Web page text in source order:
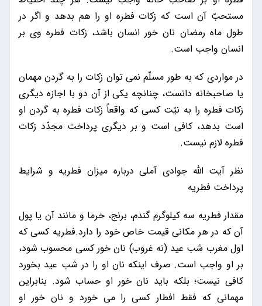
مستحبّ آن است که زکات فطره او را هم بدهد و اگر در
طول ماه رمضان نان‌ خور انسان باشد، زکات فطره وی بر
انسان واجب است.
در مواردی که به طور مسلّم نمی‌ توان زکات را به گردن مهمان
یا صاحبخانه دانست، چنانچه یکی از آن دو با اجازه دیگری
زکات فطره را به نیّت کسی که واقعاً زکات فطره به گردن او
است بدهد، کافی است و بر دیگری پرداخت مجدّد زکات
فطره لازم نیست.
نظر آیت الله جوادی آملی درباره میزان فطریه و شرایط
پرداخت فطریه
مقدار فطریه سه کیلوگرم گندم، برنج، خرما و مانند آن یا پول
آن که در هر مکانی قیمت خاص خود را دارد.فطریه کسی که
اول مغرب شب عید (نه غروب) نان خور کسی محسوب شود،
بر او واجب است. صرف اینکه نان او را در شب عید بخورد
کافی نیست؛ بلکه باید نان خور او حساب شود. بنابراین
مهمانی که فقط افطار کسی را می خورد و نان خور او